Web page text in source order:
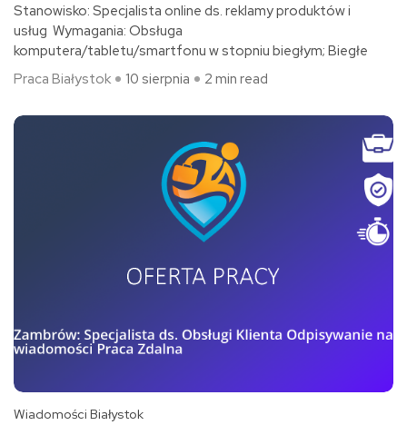
Stanowisko: Specjalista online ds. reklamy produktów i
usług Wymagania: Obsługa
komputera/tabletu/smartfonu w stopniu biegłym; Biegłe
Praca Białystok
10 sierpnia 2 min read
Wiadomości Białystok